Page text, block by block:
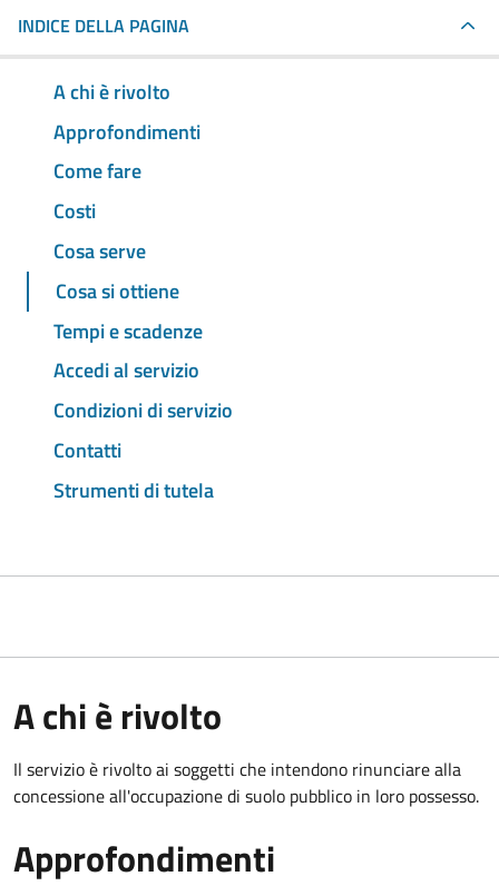
INDICE DELLA PAGINA
A chi è rivolto
Approfondimenti
Come fare
Costi
Cosa serve
Cosa si ottiene
Tempi e scadenze
Accedi al servizio
Condizioni di servizio
Contatti
Strumenti di tutela
A chi è rivolto
Il servizio è rivolto ai soggetti che intendono rinunciare alla
concessione all'occupazione di suolo pubblico in loro possesso.
Approfondimenti